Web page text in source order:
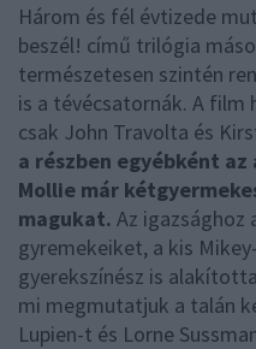
Három és fél évtizede
beszél! című trilógia
természetesen szintén
is a tévécsatornák. A film
csak John Travolta és
a részben egyébként
Mollie már
magukat. Az igazsághoz
gyremekeiket, a kis
gyerekszínész is
mi megmutatjuk a talán
Lupien-t és Lorne